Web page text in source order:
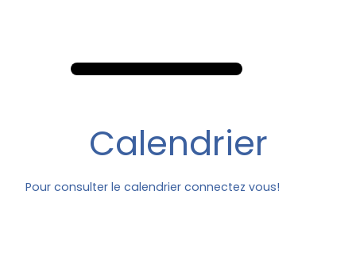
Calendrier
Pour consulter le calendrier connectez vous!